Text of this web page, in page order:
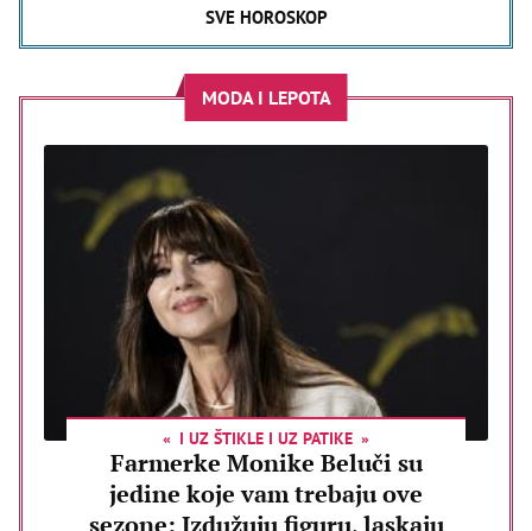
SVE HOROSKOP
MODA I LEPOTA
I UZ ŠTIKLE I UZ PATIKE
Farmerke Monike Beluči su
jedine koje vam trebaju ove